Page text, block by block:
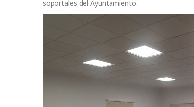
soportales del Ayuntamiento.